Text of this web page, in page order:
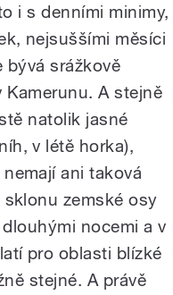
i s denními minimy,
nejsuššími měsíci
bývá srážkově
A stejně
natolik jasné
v létě horka),
ani taková
zemské osy
nocemi a v
pro oblasti blízké
stejné. A právě